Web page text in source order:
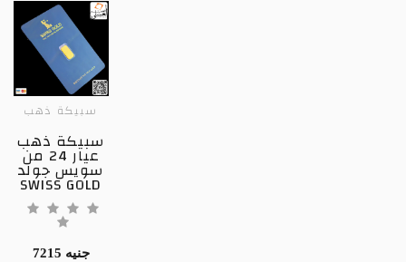
سبيكة ذهب
سبيكة ذهب
عيار 24 من
سويس جولد
SWISS GOLD
7215 جنيه